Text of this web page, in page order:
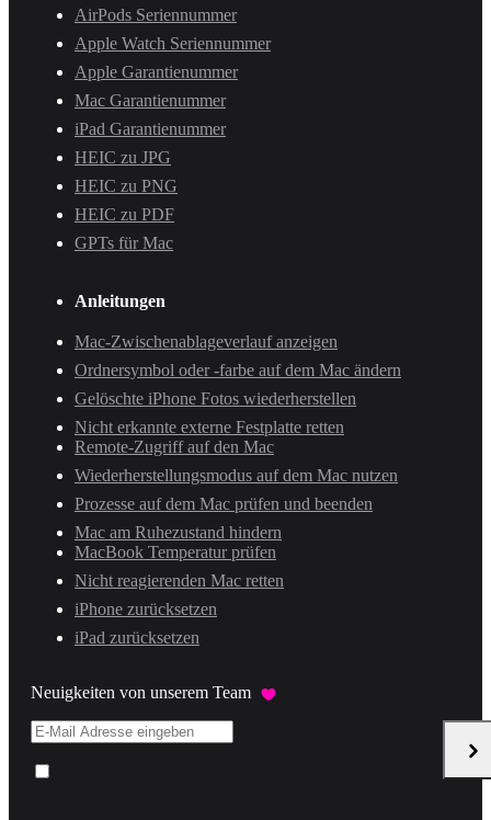
AirPods Seriennummer
Apple Watch Seriennummer
Apple Garantienummer
Mac Garantienummer
iPad Garantienummer
HEIC zu JPG
HEIC zu PNG
HEIC zu PDF
GPTs für Mac
Anleitungen
Mac-Zwischenablageverlauf anzeigen
Ordnersymbol oder -farbe auf dem Mac ändern
Gelöschte iPhone Fotos wiederherstellen
Nicht erkannte externe Festplatte retten
Remote-Zugriff auf den Mac
Wiederherstellungsmodus auf dem Mac nutzen
Prozesse auf dem Mac prüfen und beenden
Mac am Ruhezustand hindern
MacBook Temperatur prüfen
Nicht reagierenden Mac retten
iPhone zurücksetzen
iPad zurücksetzen
Neuigkeiten von unserem Team